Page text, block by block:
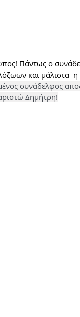
Πάντως ο
και μάλιστα  η
συνάδελφος
Δημήτρη!